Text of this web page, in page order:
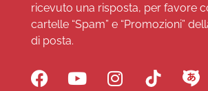
ricevuto una risposta, per favore
cartelle “Spam” e “Promozioni”
di posta.